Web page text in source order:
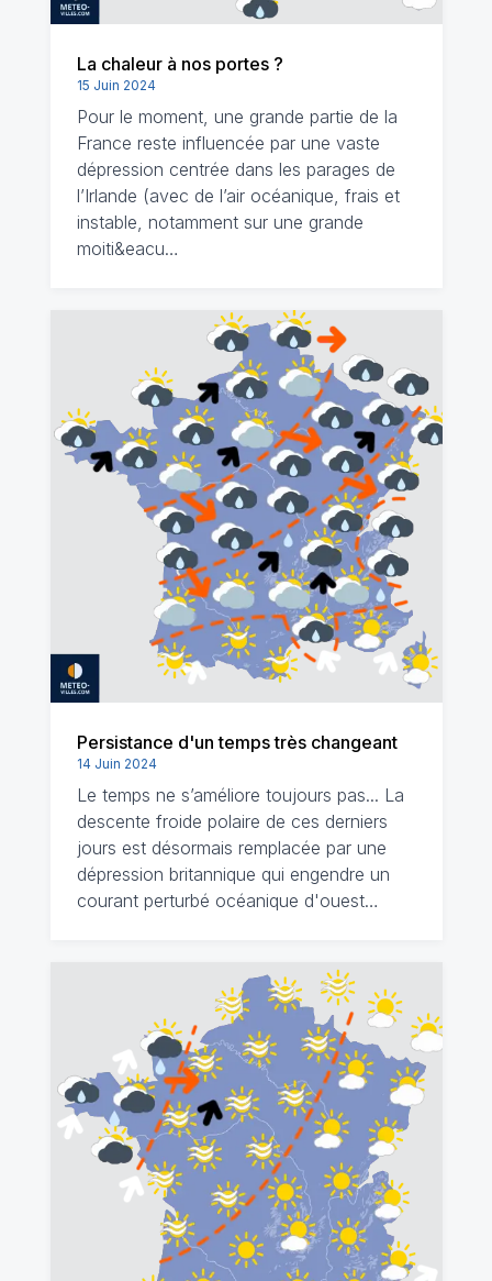
La chaleur à nos portes ?
15 Juin 2024
Pour le moment, une grande partie de la
France reste influencée par une vaste
dépression centrée dans les parages de
l’Irlande (avec de l’air océanique, frais et
instable, notamment sur une grande
moiti&eacu…
Persistance d'un temps très changeant
14 Juin 2024
Le temps ne s’améliore toujours pas... La
descente froide polaire de ces derniers
jours est désormais remplacée par une
dépression britannique qui engendre un
courant perturbé océanique d'ouest…